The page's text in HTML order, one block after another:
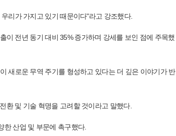
리가 가지고 있기 때문이다"라고 강조했다.
이 전년 동기 대비 35% 증가하며 강세를 보인 점에 주목했
새로운 무역 주기를 형성하고 있다는 더 깊은 이야기가 반
환 및 기술 혁명을 고려할 것이라고 말했다.
한 산업 및 부문에 촉구했다.